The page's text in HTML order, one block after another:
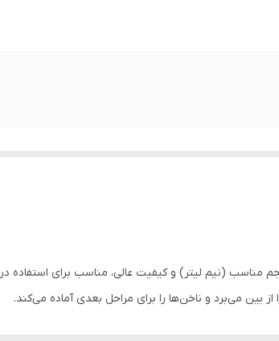
مناسب (نیم لیتر) و کیفیت عالی، مناسب برای استفاده در
بین می‌برد و ناخن‌ها را برای مراحل بعدی آماده می‌کند.